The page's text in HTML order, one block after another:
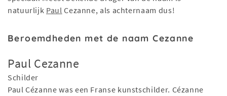
natuurlijk Paul Cezanne, als achternaam dus!
Beroemdheden met de naam Cezanne
Paul Cezanne
Schilder
Paul Cézanne was een Franse kunstschilder. Cézanne